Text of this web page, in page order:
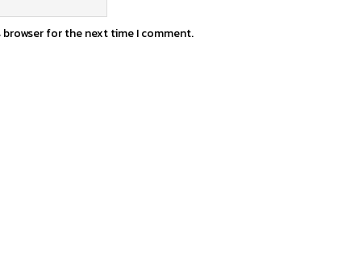
browser for the next time I comment.